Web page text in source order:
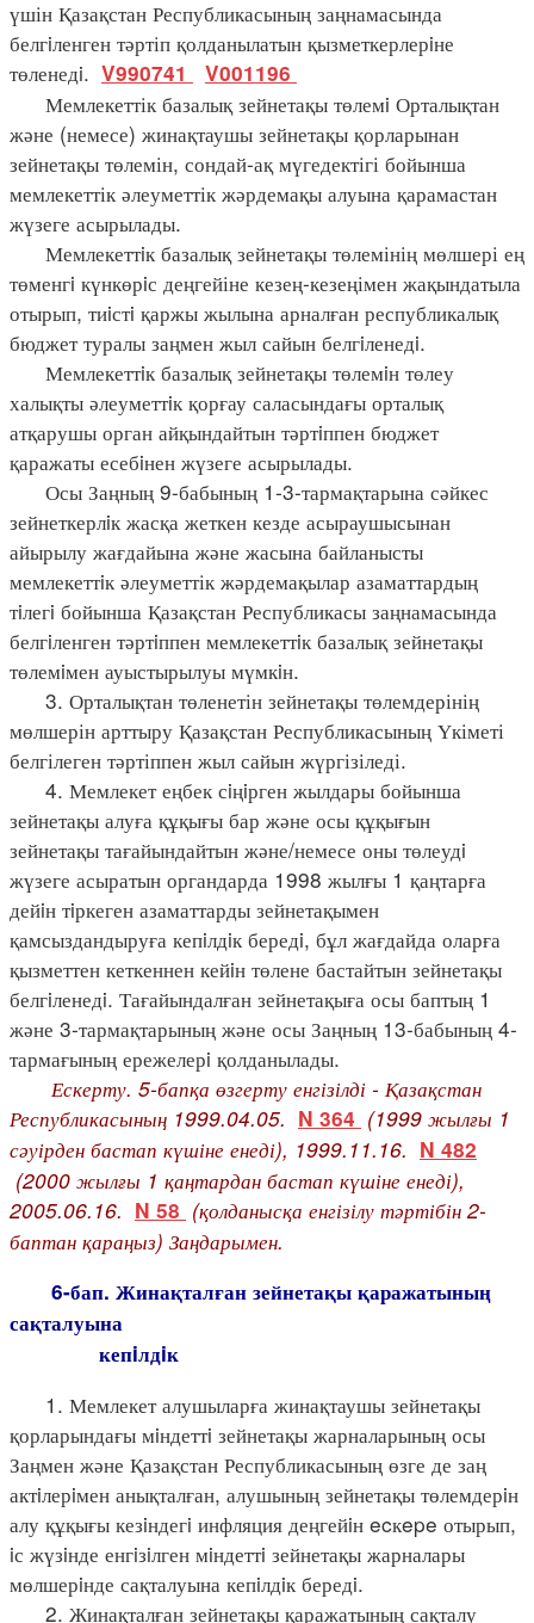
үшін Қазақстан Республикасының заңнамасында
белгiленген тәртіп қолданылатын қызметкерлерiне
төленедi. V990741 V001196
Мемлекеттік базалық зейнетақы төлемi Орталықтан
және (немесе) жинақтаушы зейнетақы қорларынан
зейнетақы төлемін, сондай-ақ мүгедектігі бойынша
мемлекеттік әлеуметтік жәрдемақы алуына қарамастан
жүзеге асырылады.
Мемлекеттiк базалық зейнетақы төлемінің мөлшері ең
төменгi күнкөрiс деңгейіне кезең-кезеңімен жақындатыла
отырып, тиiстi қаржы жылына арналған республикалық
бюджет туралы заңмен жыл сайын белгiленедi.
Мемлекеттiк базалық зейнетақы төлемiн төлеу
халықты әлеуметтiк қорғау саласындағы орталық
атқарушы орган айқындайтын тәртiппен бюджет
қаражаты есебiнен жүзеге асырылады.
Осы Заңның 9-бабының 1-3-тармақтарына сәйкес
зейнеткерлiк жасқа жеткен кезде асыраушысынан
айырылу жағдайына және жасына байланысты
мемлекеттiк әлеуметтік жәрдемақылар азаматтардың
тiлегi бойынша Қазақстан Республикасы заңнамасында
белгiленген тәртiппен мемлекеттiк базалық зейнетақы
төлемiмен ауыстырылуы мүмкiн.
3. Орталықтан төленетін зейнетақы төлемдерінің
мөлшерін арттыру Қазақстан Республикасының Үкіметі
белгілеген тәртіппен жыл сайын жүргізіледі.
4. Мемлекет еңбек сiңiрген жылдары бойынша
зейнетақы алуға құқығы бар және осы құқығын
зейнетақы тағайындайтын және/немесе оны төлеудi
жүзеге асыратын органдарда 1998 жылғы 1 қаңтарға
дейiн тiркеген азаматтарды зейнетақымен
қамсыздандыруға кепiлдiк бередi, бұл жағдайда оларға
қызметтен кеткеннен кейiн төлене бастайтын зейнетақы
белгiленедi. Тағайындалған зейнетақыға осы баптың 1
және 3-тармақтарының және осы Заңның 13-бабының 4-
тармағының ережелерi қолданылады.
Ескерту. 5-бапқа өзгерту енгізілді - Қазақстан
Республикасының 1999.04.05. N 364 (1999 жылғы 1
сәуірден бастап күшіне енеді), 1999.11.16. N 482
(2000 жылғы 1 қаңтардан бастап күшіне енеді),
2005.06.16. N 58 (қолданысқа енгізілу тәртібін 2-
баптан қараңыз) Заңдарымен.
6-бап. Жинақталған зейнетақы қаражатының
сақталуына
кепiлдiк
1. Мемлекет алушыларға жинақтаушы зейнетақы
қорларындағы мiндеттi зейнетақы жарналарының осы
Заңмен және Қазақстан Республикасының өзге де заң
актiлерiмен анықталған, алушының зейнетақы төлемдерiн
алу құқығы кезiндегi инфляция деңгейiн ecкepe отырып,
iс жүзiнде енгiзiлген мiндеттi зейнетақы жарналары
мөлшерiнде сақталуына кепiлдiк бередi.
2. Жинақталған зейнетақы қаражатының сақталу